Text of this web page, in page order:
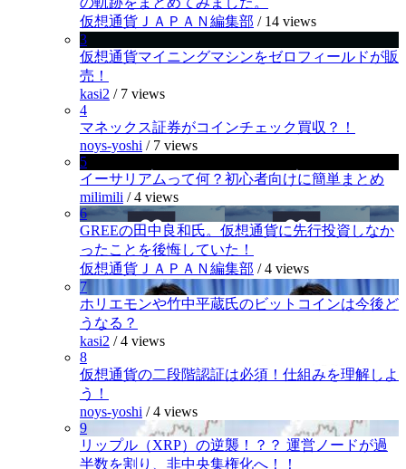
仮想通貨ＪＡＰＡＮ編集部 / 14 views
3
仮想通貨マイニングマシンをゼロフィールドが販
売！
kasi2 / 7 views
4
マネックス証券がコインチェック買収？！
noys-yoshi / 7 views
5
イーサリアムって何？初心者向けに簡単まとめ
milimili /4 views
6
GREEの田中良和氏。仮想通貨に先行投資しなか
ったことを後悔していた！
仮想通貨ＪＡＰＡＮ編集部 /4 views
7
ホリエモンや竹中平蔵氏のビットコインは今後ど
うなる？
kasi2 /4 views
8
仮想通貨の二段階認証は必須！仕組みを理解しよ
う！
noys-yoshi /4 views
9
リップル（XRP）の逆襲！？？ 運営ノードが過
半数を割り、非中央集権化へ！！